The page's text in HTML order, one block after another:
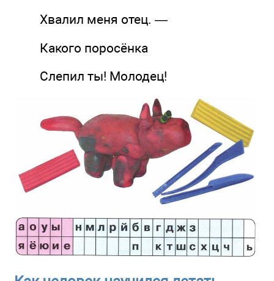
Хвалил меня отец. —
Какого поросёнка
Слепил ты! Молодец!